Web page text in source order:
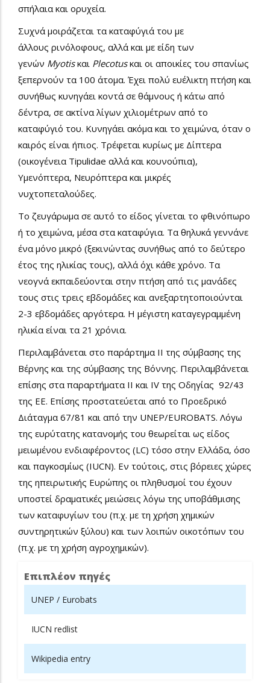
σπήλαια και ορυχεία.
Συχνά μοιράζεται τα καταφύγιά του με
άλλους ρινόλοφους, αλλά και με είδη των
γενών Myotisκαι Plecotusκαι οι αποικίες του σπανίως
ξεπερνούν τα 100 άτομα. Έχει πολύ ευέλικτη πτήση και
συνήθως κυνηγάει κοντά σε θάμνους ή κάτω από
δέντρα, σε ακτίνα λίγων χιλιομέτρων από το
καταφύγιό του. Κυνηγάει ακόμα και το χειμώνα, όταν ο
καιρός είναι ήπιος. Τρέφεται κυρίως με Δίπτερα
(οικογένεια Tipulidae αλλά και κουνούπια),
Υμενόπτερα, Νευρόπτερα και μικρές
νυχτοπεταλούδες.
Το ζευγάρωμα σε αυτό το είδος γίνεται το φθινόπωρο
ή το χειμώνα, μέσα στα καταφύγια. Τα θηλυκά γεννάνε
ένα μόνο μικρό (ξεκινώντας συνήθως από το δεύτερο
έτος της ηλικίας τους), αλλά όχι κάθε χρόνο. Τα
νεογνά εκπαιδεύονται στην πτήση από τις μανάδες
τους στις τρεις εβδομάδες και ανεξαρτητοποιούνται
2-3 εβδομάδες αργότερα. Η μέγιστη καταγεγραμμένη
ηλικία είναι τα 21 χρόνια.
Περιλαμβάνεται στο παράρτημα II της σύμβασης της
Βέρνης και της σύμβασης της Βόννης. Περιλαμβάνεται
επίσης στα παραρτήματα ΙΙ και IV της Οδηγίας 92/43
της ΕΕ. Επίσης προστατεύεται από το Προεδρικό
Διάταγμα 67/81 και από την UNEP/EUROBATS. Λόγω
της ευρύτατης κατανομής του θεωρείται ως είδος
μειωμένου ενδιαφέροντος (LC) τόσο στην Ελλάδα, όσο
και παγκοσμίως (IUCN). Εν τούτοις, στις βόρειες χώρες
της ηπειρωτικής Ευρώπης οι πληθυσμοί του έχουν
υποστεί δραματικές μειώσεις λόγω της υποβάθμισης
των καταφυγίων του (π.χ. με τη χρήση χημικών
συντηρητικών ξύλου) και των λοιπών οικοτόπων του
(π.χ. με τη χρήση αγροχημικών).
Επιπλέον πηγές
UNEP / Eurobats
IUCN redlist
Wikipedia entry